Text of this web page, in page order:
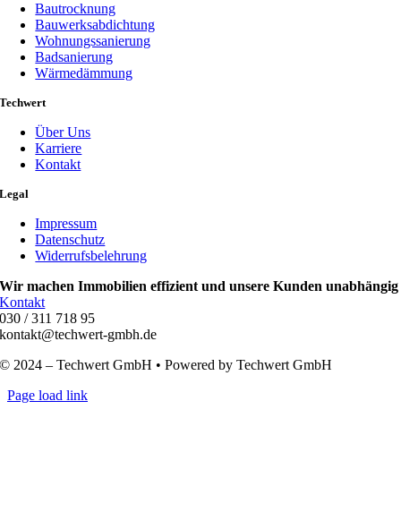
Bautrocknung
Bauwerksabdichtung
Wohnungssanierung
Badsanierung
Wärmedämmung
Techwert
Über Uns
Karriere
Kontakt
Legal
Impressum
Datenschutz
Widerrufsbelehrung
Wir machen Immobilien effizient und unsere Kunden unabhängig
Kontakt
030 / 311 718 95
kontakt@techwert-gmbh.de
© 2024 – Techwert GmbH • Powered by Techwert GmbH
Page load link